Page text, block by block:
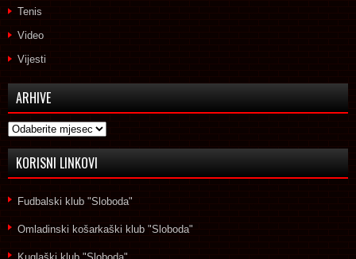
Tenis
Video
Vijesti
ARHIVE
Arhive
KORISNI LINKOVI
Fudbalski klub "Sloboda"
Omladinski košarkaški klub "Sloboda"